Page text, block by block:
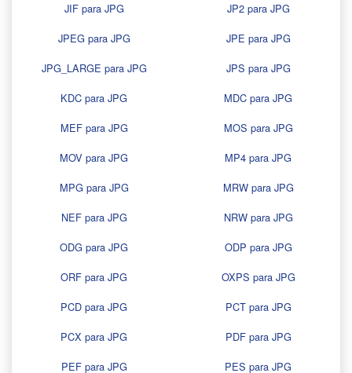
JIF para JPG
JP2 para JPG
JPEG para JPG
JPE para JPG
JPG_LARGE para JPG
JPS para JPG
KDC para JPG
MDC para JPG
MEF para JPG
MOS para JPG
MOV para JPG
MP4 para JPG
MPG para JPG
MRW para JPG
NEF para JPG
NRW para JPG
ODG para JPG
ODP para JPG
ORF para JPG
OXPS para JPG
PCD para JPG
PCT para JPG
PCX para JPG
PDF para JPG
PEF para JPG
PES para JPG